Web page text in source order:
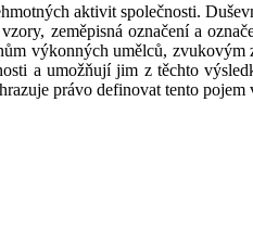
aktivit společnosti.
zeměpisná označení a
výkonných umělců, zvukovým
a umožňují jim z těchto
právo definovat tento